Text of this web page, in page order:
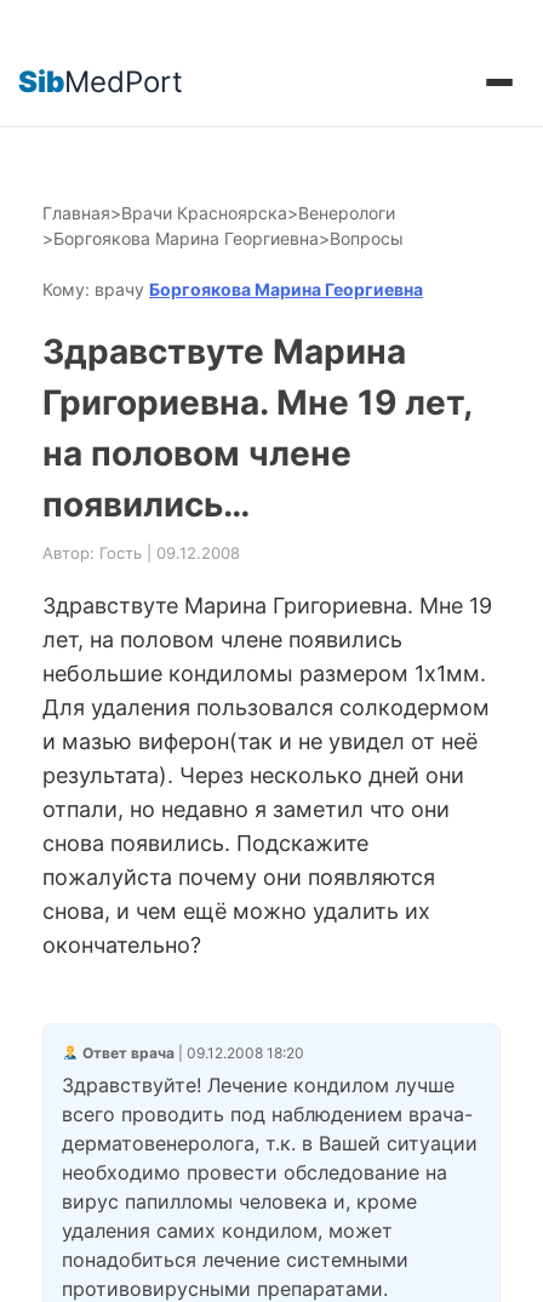
SibMedPort
Главная>Врачи Красноярска>Венерологи
>Боргоякова Марина Георгиевна>Вопросы
Кому: врачу Боргоякова Марина Георгиевна
Здравствуте Марина
Григориевна. Мне 19 лет,
на половом члене
появились…
Автор: Гость | 09.12.2008
Здравствуте Марина Григориевна. Мне 19
лет, на половом члене появились
небольшие кондиломы размером 1х1мм.
Для удаления пользовался солкодермом
и мазью виферон(так и не увидел от неё
результата). Через несколько дней они
отпали, но недавно я заметил что они
снова появились. Подскажите
пожалуйста почему они появляются
снова, и чем ещё можно удалить их
окончательно?
Ответ врача| 09.12.2008 18:20
Здравствуйте! Лечение кондилом лучше
всего проводить под наблюдением врача-
дерматовенеролога, т.к. в Вашей ситуации
необходимо провести обследование на
вирус папилломы человека и, кроме
удаления самих кондилом, может
понадобиться лечение системными
противовирусными препаратами.